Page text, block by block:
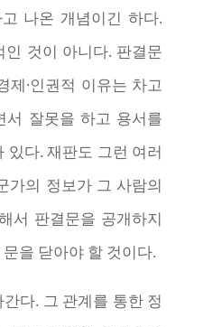
나온 개념이긴 하다.
것이 아니다. 판결문
제·인권적 이유는 차고
서 잘못을 하고 용서를
있다. 재판도 그런 여러
가의 정보가 그 사람의
서 판결문을 공개하지
을 닫아야 할 것이다.
다. 그 관계를 통한 정